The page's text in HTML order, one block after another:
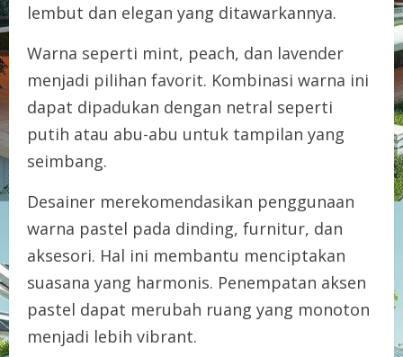
lembut dan elegan yang ditawarkannya.
Warna seperti mint, peach, dan lavender
menjadi pilihan favorit. Kombinasi warna ini
dapat dipadukan dengan netral seperti
putih atau abu-abu untuk tampilan yang
seimbang.
Desainer merekomendasikan penggunaan
warna pastel pada dinding, furnitur, dan
aksesori. Hal ini membantu menciptakan
suasana yang harmonis. Penempatan aksen
pastel dapat merubah ruang yang monoton
menjadi lebih vibrant.